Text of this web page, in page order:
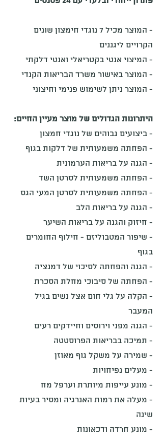
- המוצר מכיל 7 נוגדי חימצון שונים
הקרויים ליגננים
- המיצוי אנטי בקטריאלי ואנטי דלקתי
- המוצר באישור משרד הבריאות הקנדי
- המוצר ניתן לשימוש פנימי וחיצוני
היתרונות הגדולים של מוצר מעיין החיים:
- ביצועים גבוהים של נוגדי חמצון
- הפחתה משמעותית של דלקות בגוף
- הגנה על בריאות הערמונית
- הפחתה משמעותית לסרטן השד
- הפחתה משמעותית לסרטן המעי הגס
- הגנה על בריאות הלב
- חיזוק והגנה על בריאות השיער
- שיפור המטבוליזם - חילוף החומרים
בגוף
- הגנה והפחתה לסיכוי של דמנציה
- הפחתה של סיבוכי מחלת הסכרת
- הקלה על גלי חום אצל נשים בגיל
המעבר
- הגנה מפני וירוסים וחיידקים רעים
- תמיכה בבריאות הפרוסטטה
- שמירה על משקל גוף מאוזן
- מעלים נפיחויות
- מונע עייפות מיותרת וערפל מח
- מעלה את רמות האנרגיה ומסיר בעיות
שינה
- מונע חרדה ודכאונות